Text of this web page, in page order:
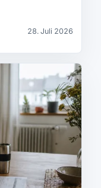
28. Juli 2026